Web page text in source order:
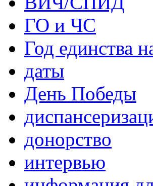
ГО и ЧС
Год единства
даты
День Победы
донорство
интервью